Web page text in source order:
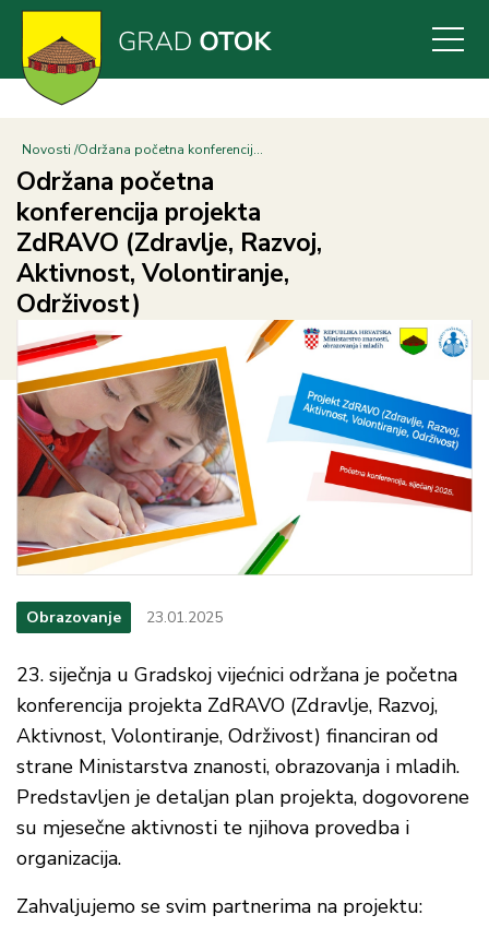
Skoči
glavni
sadržaj
Novosti Održana početna konferencij...
Održana početna
konferencija projekta
ZdRAVO (Zdravlje, Razvoj,
Aktivnost, Volontiranje,
Održivost)
Obrazovanje 23.01.2025
23. siječnja u Gradskoj vijećnici održana je početna
konferencija projekta ZdRAVO (Zdravlje, Razvoj,
Aktivnost, Volontiranje, Održivost) financiran od
strane Ministarstva znanosti, obrazovanja i mladih.
Predstavljen je detaljan plan projekta, dogovorene
su mjesečne aktivnosti te njihova provedba i
organizacija.
Zahvaljujemo se svim partnerima na projektu: